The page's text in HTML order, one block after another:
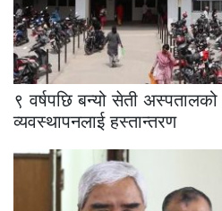
९ वर्षपछि बन्यो सेती
व्यवस्थापनलाई हस्तान्तरण